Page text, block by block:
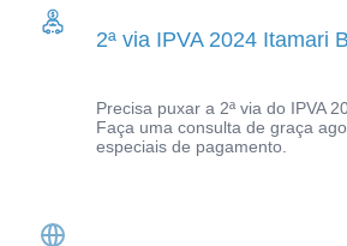
2ª via IPVA 2024 Itamari
Precisa puxar a 2ª via do IPVA
Faça uma consulta de graça
especiais de pagamento.